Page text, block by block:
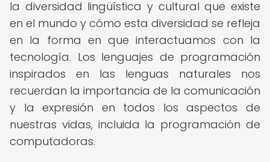
la diversidad lingüística y cultural que existe
en el mundo y cómo esta diversidad se refleja
en la forma en que interactuamos con la
tecnología. Los lenguajes de programación
inspirados en las lenguas naturales nos
recuerdan la importancia de la comunicación
y la expresión en todos los aspectos de
nuestras vidas, incluida la programación de
computadoras.